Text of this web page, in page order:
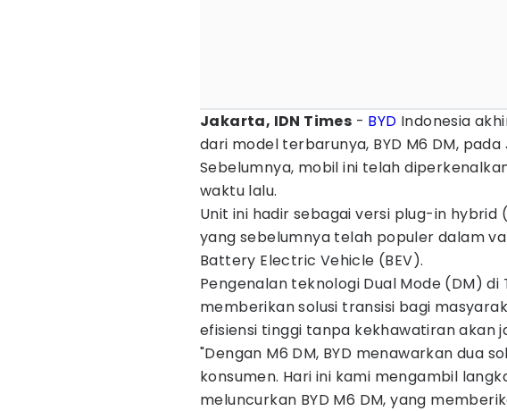
Jakarta, IDN Times - BYD Indonesia
dari model terbarunya, BYD M6 DM,
Sebelumnya, mobil ini telah
waktu lalu.
Unit ini hadir sebagai versi plug-in hybrid
yang sebelumnya telah populer dalam
Battery Electric Vehicle (BEV).
Pengenalan teknologi Dual Mode (DM) di
memberikan solusi transisi bagi
efisiensi tinggi tanpa kekhawatiran akan
"Dengan M6 DM, BYD menawarkan dua
konsumen. Hari ini kami mengambil
meluncurkan BYD M6 DM, yang